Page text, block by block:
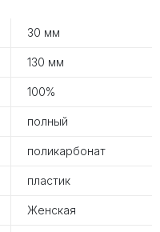
30 мм
130 мм
100%
полный
поликарбонат
пластик
Женская